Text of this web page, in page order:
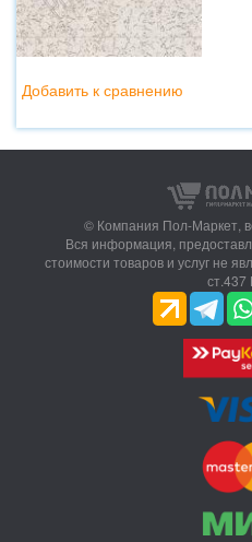
Добавить к сравнению
© Компания Пол-Маркет,
Вся информация,
стоимости товаров и услуг не
ст.437